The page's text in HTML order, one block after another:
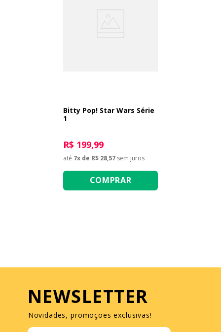
Bitty Pop! Star Wars Série
1
R$ 199,99
até 7x de R$ 28,57 sem juros
COMPRAR
NEWSLETTER
Novidades, promoções exclusivas!